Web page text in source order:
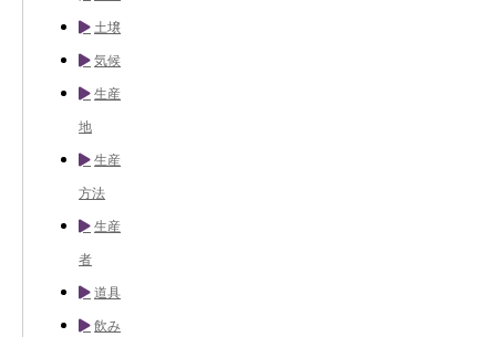
土壌
気候
生産
地
生産
方法
生産
者
道具
飲み